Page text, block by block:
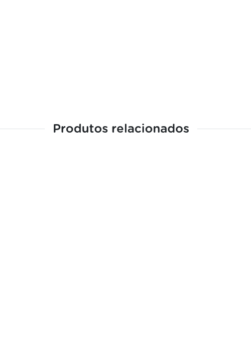
Produtos relacionados